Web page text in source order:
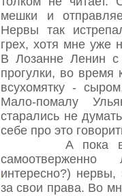
мешки и
Нервы так
грех, хотя мне уже
В Лозанне Ленин с
прогулки, во
всухомятку -
Мало-помалу
старались не
себе про это
А пока вождь
интересно?) нервы,
за свои права. Во